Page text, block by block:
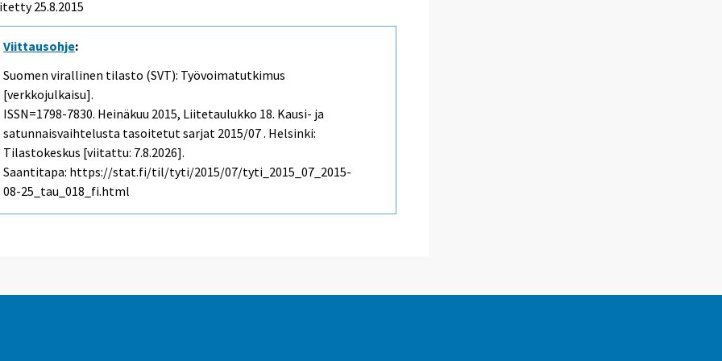
25.8.2015
Viittausohje:
Suomen virallinen tilasto (SVT): Työvoimatutkimus
[verkkojulkaisu].
ISSN=1798-7830. Heinäkuu 2015, Liitetaulukko 18. Kausi- ja
satunnaisvaihtelusta tasoitetut sarjat 2015/07 . Helsinki:
Tilastokeskus [viitattu: 7.8.2026].
Saantitapa: https://stat.fi/til/tyti/2015/07/tyti_2015_07_2015-
08-25_tau_018_fi.html